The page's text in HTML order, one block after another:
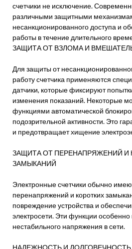
счетчики не исключение.
различными защитными
несанкционированного доступа и
работы в течение длительного
ЗАЩИТА ОТ ВЗЛОМА И
Для защиты от
работу счетчика применяются
датчики, которые фиксируют
изменения показаний. Некоторые
функциями автоматической
подозрительной активности. Это
и предотвращает хищение
ЗАЩИТА ОТ ПЕРЕНАПРЯЖЕНИЙ И
ЗАМЫКАНИЙ
Электронные счетчики обычно
перенапряжений и коротких
повреждение устройства и
электросети. Эти функции
нестабильного напряжения в сети.
НАДЕЖНОСТЬ И ДОЛГОВЕЧНОСТЬ